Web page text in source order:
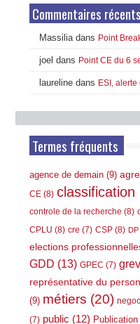
Commentaires récents
Massilia dans Point
joel dans Point CE du 6
laureline dans ESI,
Termes fréquents
agence de demain (9)
CE (8) classification
controle de la recherche (8)
CPLU (8) cre (7) CSP (8) DP
elections
GDD (13) GPEC (7)
représentative du
(9) métiers (20)
(7) public (12) Publication